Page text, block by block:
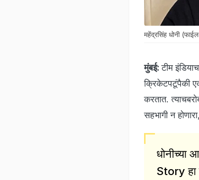
महेंद्रसिंह धोनी
मुंबई: टीम
क्रिकेटपटूंपैकी
करतात.
सहभागी न
Story हा